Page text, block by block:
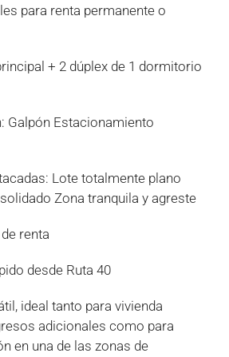
para renta permanente o
+ 2 dúplex de 1 dormitorio
Galpón Estacionamiento
Lote totalmente plano
Zona tranquila y agreste
renta
desde Ruta 40
ideal tanto para vivienda
adicionales como para
en una de las zonas de